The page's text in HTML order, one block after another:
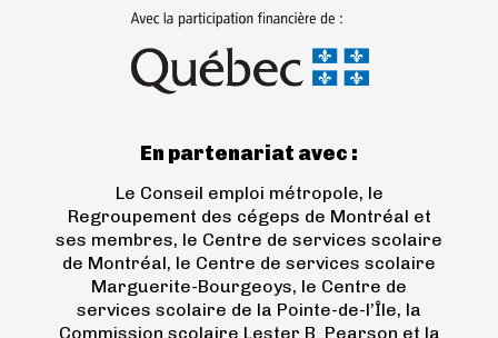
En partenariat avec :
Le Conseil emploi métropole, le
Regroupement des cégeps de Montréal et
ses membres, le Centre de services scolaire
de Montréal, le Centre de services scolaire
Marguerite-Bourgeoys, le Centre de
services scolaire de la Pointe-de-l’Île, la
Commission scolaire Lester B. Pearson et la